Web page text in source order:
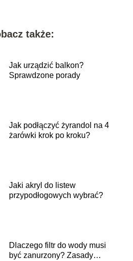
także:
Jak urządzić balkon?
Sprawdzone porady
Jak podłączyć żyrandol na 4
żarówki krok po kroku?
Jaki akryl do listew
przypodłogowych wybrać?
Dlaczego filtr do wody musi
być zanurzony? Zasady